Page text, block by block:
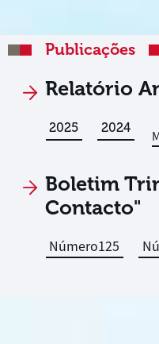
Publicações
Relatório
2025 2024
Boletim
Contacto"
Número125